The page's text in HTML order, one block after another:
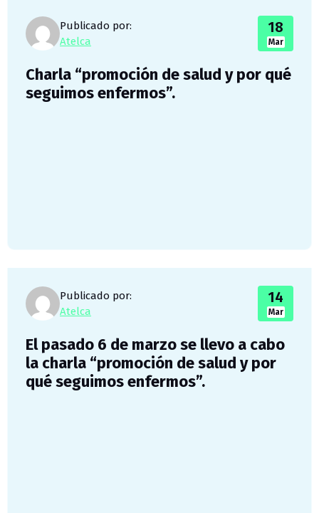
Publicado por:
Atelca
18
Mar
Charla “promoción de salud y por qué
seguimos enfermos”.
Publicado por:
Atelca
14
Mar
El pasado 6 de marzo se llevo a cabo
la charla “promoción de salud y por
qué seguimos enfermos”.